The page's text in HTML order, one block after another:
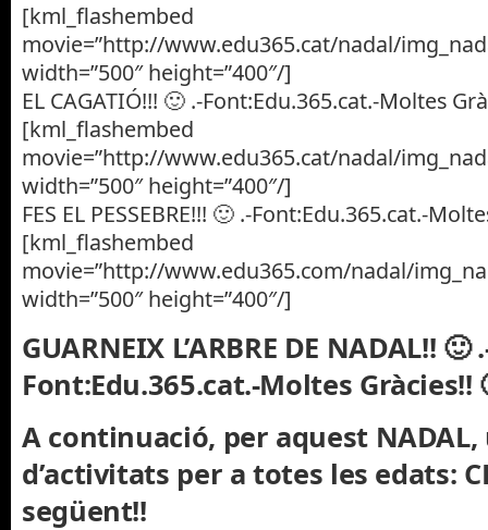
[kml_flashembed
movie=”http://www.edu365.cat/nadal/
width=”500″ height=”400″/]
EL CAGATIÓ!!! 🙂 .-Font:Edu.365.cat.-Moltes
[kml_flashembed
movie=”http://www.edu365.cat/nadal/
width=”500″ height=”400″/]
FES EL PESSEBRE!!! 🙂 .-Font:Edu.365.cat.-
[kml_flashembed
movie=”http://www.edu365.com/nadal/
width=”500″ height=”400″/]
GUARNEIX L’ARBRE DE NADAL!! 🙂
Font:Edu.365.cat.-Moltes Gràcies!!
A continuació, per aquest
d’activitats per a totes les edats:
següent!!